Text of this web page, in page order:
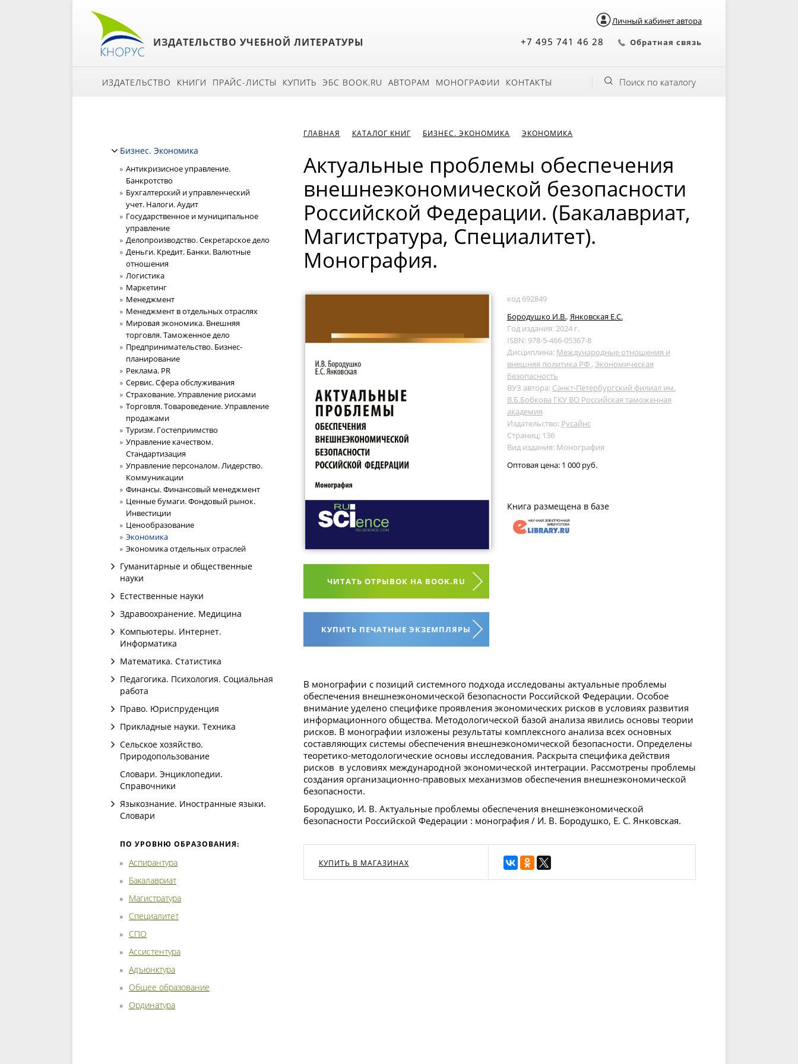
Личный кабинет автора
ИЗДАТЕЛЬСТВО УЧЕБНОЙ ЛИТЕРАТУРЫ +7 495 741 46 28 Обратная связь
ИЗДАТЕЛЬСТВО КНИГИ ПРАЙС-ЛИСТЫ КУПИТЬ ЭБС BOOK.RU АВТОРАМ МОНОГРАФИИ КОНТАКТЫ Поиск по каталогу
Бизнес. Экономика
Антикризисное управление.
Банкротство
Бухгалтерский и управленческий
учет. Налоги. Аудит
Государственное и муниципальное
управление
Делопроизводство. Секретарское дело
Деньги. Кредит. Банки. Валютные
отношения
Логистика
Маркетинг
Менеджмент
Менеджмент в отдельных отраслях
Мировая экономика. Внешняя
торговля. Таможенное дело
Предпринимательство. Бизнес-
планирование
Реклама. PR
Сервис. Сфера обслуживания
Страхование. Управление рисками
Торговля. Товароведение. Управление
продажами
Туризм. Гостеприимство
Управление качеством.
Стандартизация
Управление персоналом. Лидерство.
Коммуникации
Финансы. Финансовый менеджмент
Ценные бумаги. Фондовый рынок.
Инвестиции
Ценообразование
Экономика
Экономика отдельных отраслей
Гуманитарные и общественные
науки
Естественные науки
Здравоохранение. Медицина
Компьютеры. Интернет.
Информатика
Математика. Статистика
Педагогика. Психология. Социальная
работа
Право. Юриспруденция
Прикладные науки. Техника
Сельское хозяйство.
Природопользование
Словари. Энциклопедии.
Справочники
Языкознание. Иностранные языки.
Словари
ПО УРОВНЮ ОБРАЗОВАНИЯ:
Аспирантура
Бакалавриат
Магистратура
Специалитет
СПО
Ассистентура
Адъюнктура
Общее образование
Ординатура
ГЛАВНАЯ КАТАЛОГ КНИГ БИЗНЕС. ЭКОНОМИКА ЭКОНОМИКА
Актуальные проблемы обеспечения
внешнеэкономической безопасности
Российской Федерации. (Бакалавриат,
Магистратура, Специалитет).
Монография.
ЧИТАТЬ ОТРЫВОК НА BOOK.RU
КУПИТЬ ПЕЧАТНЫЕ ЭКЗЕМПЛЯРЫ
код 692849
Бородушко И.В., Янковская Е.С.
Год издания: 2024 г.
ISBN: 978-5-466-05367-8
Дисциплина: Международные отношения и
внешняя политика РФ , Экономическая
безопасность
ВУЗ автора: Санкт-Петербургский филиал им.
В.Б.Бобкова ГКУ ВО Российская таможенная
академия
Издательство: Русайнс
Страниц: 136
Вид издания: Монография
Оптовая цена: 1 000 руб.
Книга размещена в базе
В монографии с позиций системного подхода исследованы актуальные проблемы
обеспечения внешнеэкономической безопасности Российской Федерации. Особое
внимание уделено специфике проявления экономических рисков в условиях развития
информационного общества. Методологической базой анализа явились основы теории
рисков. В монографии изложены результаты комплексного анализа всех основных
составляющих системы обеспечения внешнеэкономической безопасности. Определены
теоретико-методологические основы исследования. Раскрыта специфика действия
рисков в условиях международной экономической интеграции. Рассмотрены проблемы
создания организационно-правовых механизмов обеспечения внешнеэкономической
безопасности.
Бородушко, И. В. Актуальные проблемы обеспечения внешнеэкономической
безопасности Российской Федерации : монография / И. В. Бородушко, Е. С. Янковская.
КУПИТЬ В МАГАЗИНАХ